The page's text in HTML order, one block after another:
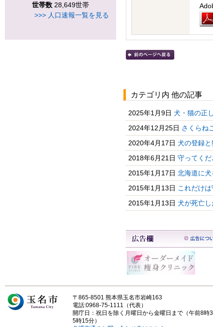
世帯数 28,649世帯
>>> 人口速報一覧を見る
カテゴリ内 他の記事
2025年1月9日 犬・猫の正
2024年12月25日 さくらね
2020年4月17日 犬の登録
2018年6月21日 守ってく
2015年1月17日 北海道に
2015年1月13日 これだけ
2015年1月13日 犬が死亡
〒865-8501 熊本県玉名市岩崎163
電話:0968-75-1111（代表）
開庁日：祝日を除く月曜日から金曜日まで（午前8時
5時15分）